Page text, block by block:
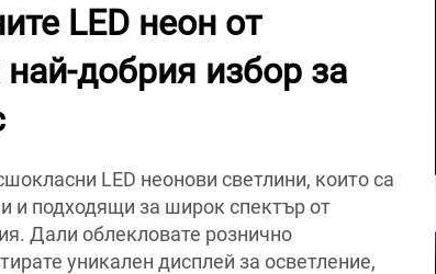
LED неон от
най-добрия избор за
LED неонови светлини, които са
и подходящи за широк спектър от
Дали облекловате рознично
уникален дисплей за осветление,